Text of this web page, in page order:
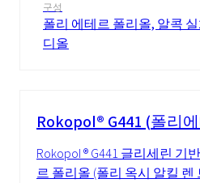
구성
폴리 에테르 폴리올, 알콕
디올
Rokopol® G441 (폴리
Rokopol ® G441 글리세린 기
르 폴리올 (폴리 옥시 알킬 렌